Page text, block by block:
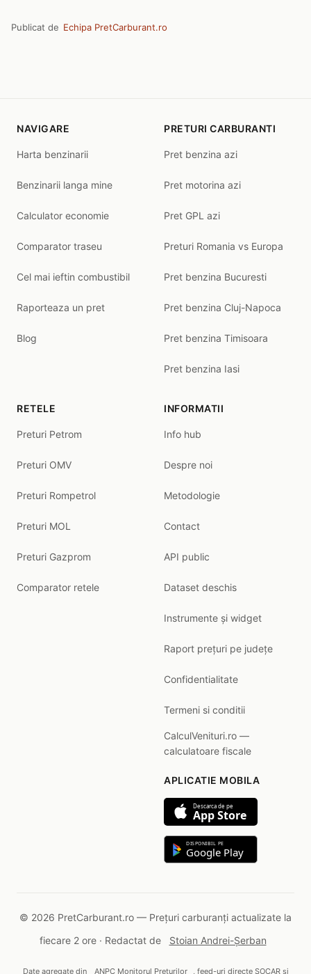
Publicat de Echipa PretCarburant.ro
NAVIGARE
Harta benzinarii
Benzinarii langa mine
Calculator economie
Comparator traseu
Cel mai ieftin combustibil
Raporteaza un pret
Blog
PRETURI CARBURANTI
Pret benzina azi
Pret motorina azi
Pret GPL azi
Preturi Romania vs Europa
Pret benzina Bucuresti
Pret benzina Cluj-Napoca
Pret benzina Timisoara
Pret benzina Iasi
RETELE
Preturi Petrom
Preturi OMV
Preturi Rompetrol
Preturi MOL
Preturi Gazprom
Comparator retele
INFORMATII
Info hub
Despre noi
Metodologie
Contact
API public
Dataset deschis
Instrumente și widget
Raport prețuri pe județe
Confidentialitate
Termeni si conditii
CalculVenituri.ro —
calculatoare fiscale
APLICATIE MOBILA
Descarca de pe
App Store
DISPONIBIL PE
Google Play
© 2026 PretCarburant.ro — Prețuri carburanți actualizate la
fiecare 2 ore · Redactat de
Stoian Andrei-Șerban
Date agregate din ANPC Monitorul Prețurilor , feed-uri directe SOCAR și